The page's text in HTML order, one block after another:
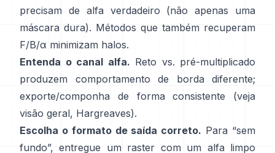
precisam de alfa verdadeiro (não apenas uma
máscara dura). Métodos que também recuperam
F/B/α minimizam halos.
Entenda o canal alfa. Reto vs. pré-multiplicado
produzem comportamento de borda diferente;
exporte/componha de forma consistente (veja
visão geral, Hargreaves).
Escolha o formato de saída correto. Para “sem
fundo”, entregue um raster com um alfa limpo